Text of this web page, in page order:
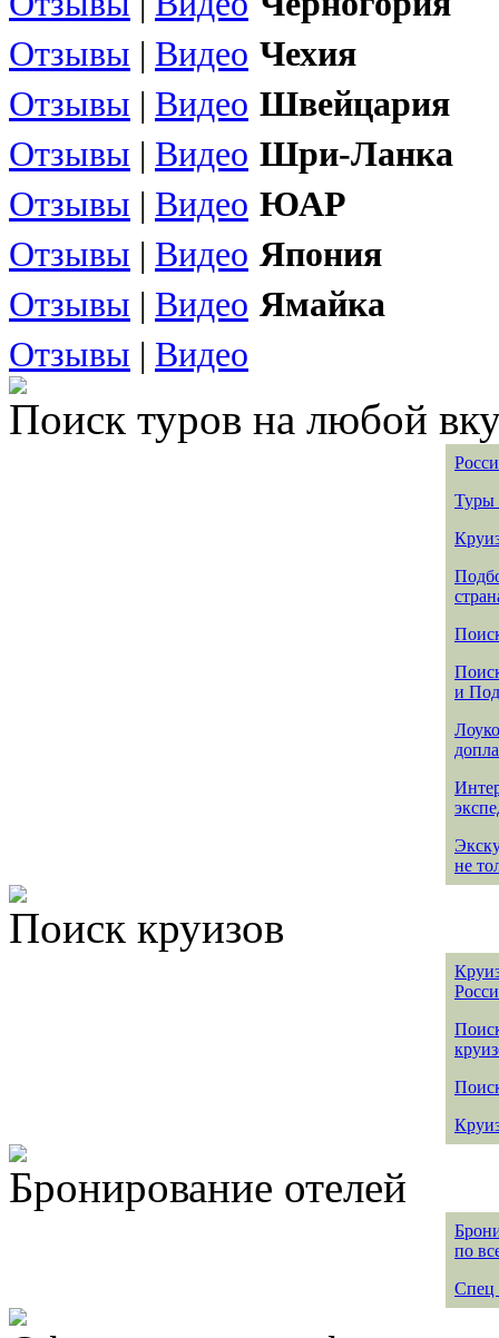
Отзывы | Видео Чехия
Отзывы | Видео Швейцария
Отзывы | Видео Шри-Ланка
Отзывы | Видео ЮАР
Отзывы | Видео Япония
Отзывы | Видео Ямайка
Отзывы | Видео
Поиск туров на любой
Туры
и
не
Поиск круизов
Бронирование отелей
по
Спец